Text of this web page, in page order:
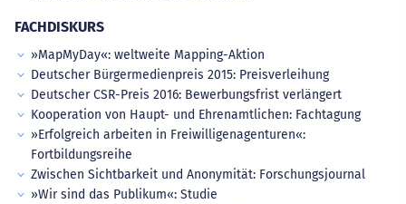
FACHDISKURS
»MapMyDay«: weltweite Mapping-Aktion
Deutscher Bürgermedienpreis 2015: Preisverleihung
Deutscher CSR-Preis 2016: Bewerbungsfrist verlängert
Kooperation von Haupt- und Ehrenamtlichen: Fachtagung
»Erfolgreich arbeiten in Freiwilligenagenturen«:
Fortbildungsreihe
Zwischen Sichtbarkeit und Anonymität: Forschungsjournal
»Wir sind das Publikum«: Studie